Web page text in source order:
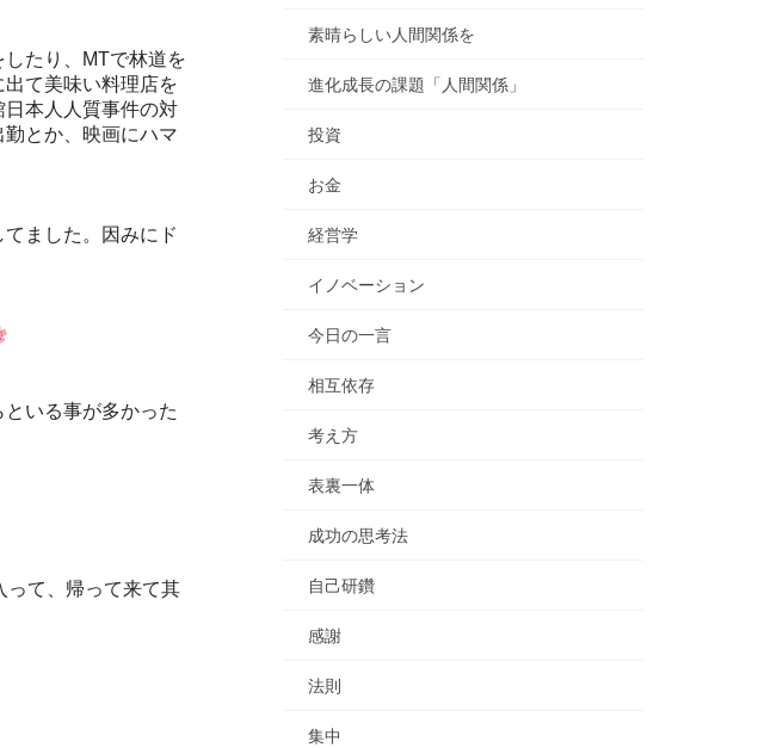
たり、MTで林道を
て美味い料理店を
本人人質事件の対
とか、映画にハマ
ました。因みにド
いる事が多かった
って、帰って来て其
素晴らしい人間関係を
進化成長の課題「人間関係」
投資
お金
経営学
イノベーション
今日の一言
相互依存
考え方
表裏一体
成功の思考法
自己研鑽
感謝
法則
集中